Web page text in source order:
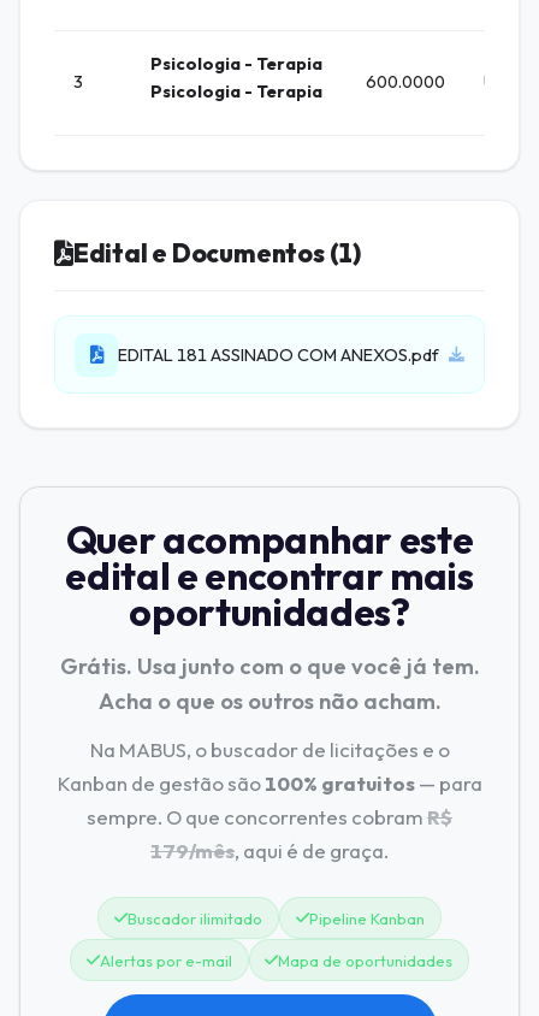
3
Psicologia - Terapia
Psicologia - Terapia
600.0000
Edital e Documentos (1)
EDITAL 181 ASSINADO COM ANEXOS.pdf
Quer acompanhar este
edital e encontrar mais
oportunidades?
Grátis. Usa junto com o que você já tem.
Acha o que os outros não acham.
Na MABUS, o buscador de licitações e o
Kanban de gestão são100% gratuitos— para
sempre. O que concorrentes cobramR$
179/mês, aqui é de graça.
Buscador ilimitado Pipeline Kanban
Alertas por e-mail Mapa de oportunidades